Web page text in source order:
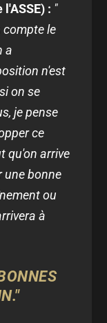
: "
compte le
a
n'est
on se
je pense
ce
qu'on arrive
une bonne
ou
à